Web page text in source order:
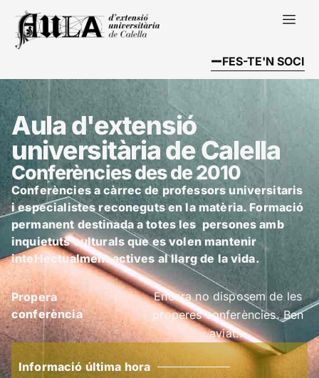
FES-TE'N SOCI
Aula d'extensió
universitària de Calella
Conferències des de 2010
Conferències a càrrec de professors universitaris
i especialistes reconeguts en la matèria. Formació
permanent destinada a totes les persones amb
inquietuts culturals que es volen mantenir
intel·lectualment actives al llarg de la vida.
Propera
conferència
Encara no disposem de les
properes conferències. Ben
aviat...
Informació última hora